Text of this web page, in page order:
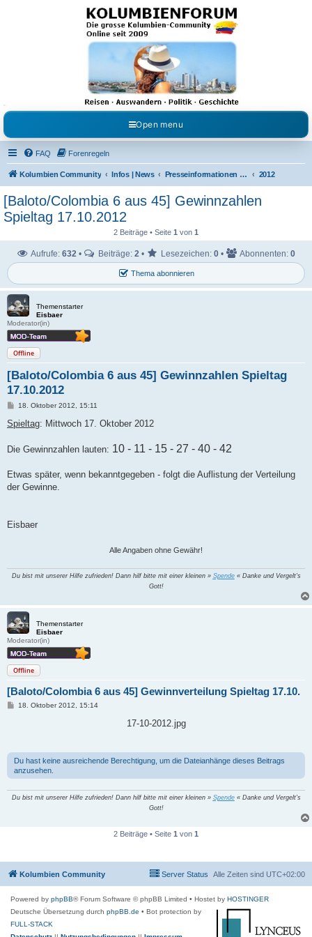
Kolumbienforum - Das
grosse Forum der
Freunde Kolumbiens
Reisen, Auswandern, Kultur, Politik, Geschichte und Visum in Kolumbien und Venezuela.
Austausch, Erfahrungen und Gemeinschaft im Kolumbienforum
Open menu
FAQ Forenregeln
Kolumbien Community Infos | News Presseinformationen & Neuigkeiten 2012
[Baloto/Colombia 6 aus 45] Gewinnzahlen
Spieltag 17.10.2012
2 Beiträge • Seite 1 von 1
Thema abonnieren
Aufrufe: 632 • Beiträge: 2 • Lesezeichen: 0 • Abonnenten: 0
Themenstarter
Eisbaer
Moderator(in)
Offline
[Baloto/Colombia 6 aus 45] Gewinnzahlen Spieltag
17.10.2012
B
i
t
a
g
18. Oktober 2012, 15:11
Spieltag: Mittwoch 17. Oktober 2012
Die Gewinnzahlen lauten: 10 - 11 - 15 - 27 - 40 - 42
Etwas später, wenn bekanntgegeben - folgt die Auflistung der Verteilung
der Gewinne.
Eisbaer
Alle Angaben ohne Gewähr!
Du bist mit unserer Hilfe zufrieden! Dann hilf bitte mit einer kleinen » Spende« Danke und Vergelt's
Gott!
Themenstarter
Eisbaer
Moderator(in)
Offline
[Baloto/Colombia 6 aus 45] Gewinnverteilung Spieltag 17.10.
B
g
18. Oktober 2012, 15:14
17-10-2012.jpg
Du hast keine ausreichende Berechtigung, um die Dateianhänge dieses Beitrags
anzusehen.
Du bist mit unserer Hilfe zufrieden! Dann hilf bitte mit einer kleinen » Spende« Danke und Vergelt's
Gott!
2 Beiträge • Seite 1 von 1
Kolumbien Community Alle Zeiten sind UTC+02:00
Server Status
Powered by phpBB® Forum Software © phpBB Limited • Hostet by HOSTINGER
Deutsche Übersetzung durch phpBB.de • Bot protection by
FULL-STACK